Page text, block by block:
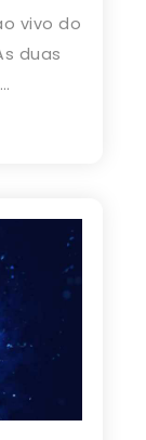
vivo do
duas